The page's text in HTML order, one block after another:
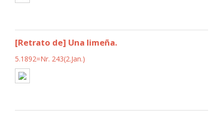
[Retrato de] Una limeña.
5.1892=Nr. 243(2.Jan.)